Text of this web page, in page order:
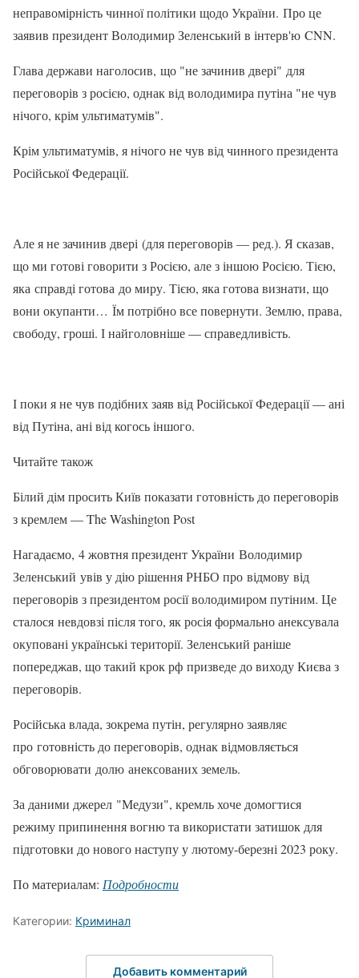
неправомірність чинної політики щодо України. Про це
заявив президент Володимир Зеленський в інтерв'ю CNN.
Глава держави наголосив, що "не зачинив двері" для
переговорів з росією, однак від володимира путіна "не чув
нічого, крім ультиматумів".
Крім ультиматумів, я нічого не чув від чинного президента
Російської Федерації.
Але я не зачинив двері (для переговорів — ред.). Я сказав,
що ми готові говорити з Росією, але з іншою Росією. Тією,
яка справді готова до миру. Тією, яка готова визнати, що
вони окупанти… Їм потрібно все повернути. Землю, права,
свободу, гроші. І найголовніше — справедливість.
І поки я не чув подібних заяв від Російської Федерації — ані
від Путіна, ані від когось іншого.
Читайте також
Білий дім просить Київ показати готовність до переговорів
з кремлем — The Washington Post
Нагадаємо, 4 жовтня президент України Володимир
Зеленський увів у дію рішення РНБО про відмову від
переговорів з президентом росії володимиром путіним. Це
сталося невдовзі після того, як росія формально анексувала
окуповані українські території. Зеленський раніше
попереджав, що такий крок рф призведе до виходу Києва з
переговорів.
Російська влада, зокрема путін, регулярно заявляє
про готовність до переговорів, однак відмовляється
обговорювати долю анексованих земель.
За даними джерел "Медузи", кремль хоче домогтися
режиму припинення вогню та використати затишок для
підготовки до нового наступу у лютому-березні 2023 року.
По материалам: Подробности
Категории: Криминал
Добавить комментарий